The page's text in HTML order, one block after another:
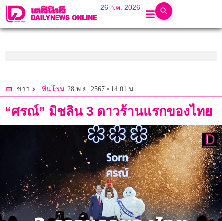
26 ก.ค. 2026
ข่าว ทีนโซน 28 พ.ย. 2567 • 14:01 น.
“ศรณ์” มิชลิน 3 ดาวร้านแรกของไทย